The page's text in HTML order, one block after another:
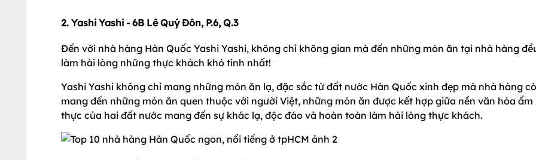
2. Yashi Yashi - 6B Lê Quý Đôn, P.6, Q.3
Đến với nhà hàng Hàn Quốc Yashi Yashi, không chỉ không gian mà đến những món ăn tại nhà hàng
làm hài lòng những thực khách khó tính nhất!
Yashi Yashi không chỉ mang những món ăn lạ, đặc sắc từ đất nước Hàn Quốc xinh đẹp mà nhà hàng
mang đến những món ăn quen thuộc với người Việt, những món ăn được kết hợp giữa nền văn hóa ẩm
thực của hai đất nước mang đến sự khác lạ, độc đáo và hoàn toàn làm hài lòng thực khách.